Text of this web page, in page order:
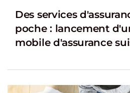
Des services
poche : lancement
mobile d'assurance